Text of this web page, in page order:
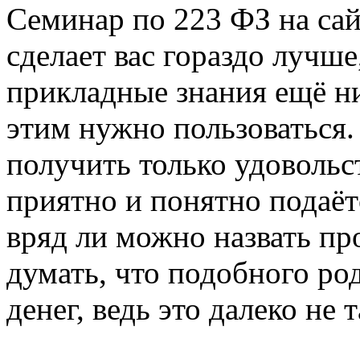
Семинар по 223 ФЗ на
сделает вас гораздо
прикладные знания ещё
этим нужно
получить только
приятно и понятно
вряд ли можно назвать
думать, что подобного
денег, ведь это далеко не